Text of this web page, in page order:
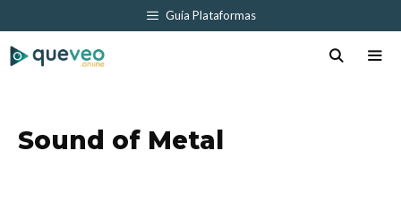
al
contenido
Guía Plataformas
Sound of Metal